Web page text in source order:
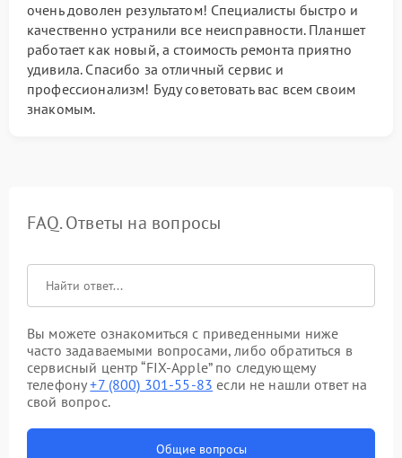
очень доволен результатом! Специалисты быстро и
качественно устранили все неисправности. Планшет
работает как новый, а стоимость ремонта приятно
удивила. Спасибо за отличный сервис и
профессионализм! Буду советовать вас всем своим
знакомым.
FAQ. Ответы на вопросы
Вы можете ознакомиться с приведенными ниже
часто задаваемыми вопросами, либо обратиться в
сервисный центр “FIX-Apple” по следующему
телефону+7 (800) 301-55-83 если не нашли ответ на
свой вопрос.
Общие вопросы